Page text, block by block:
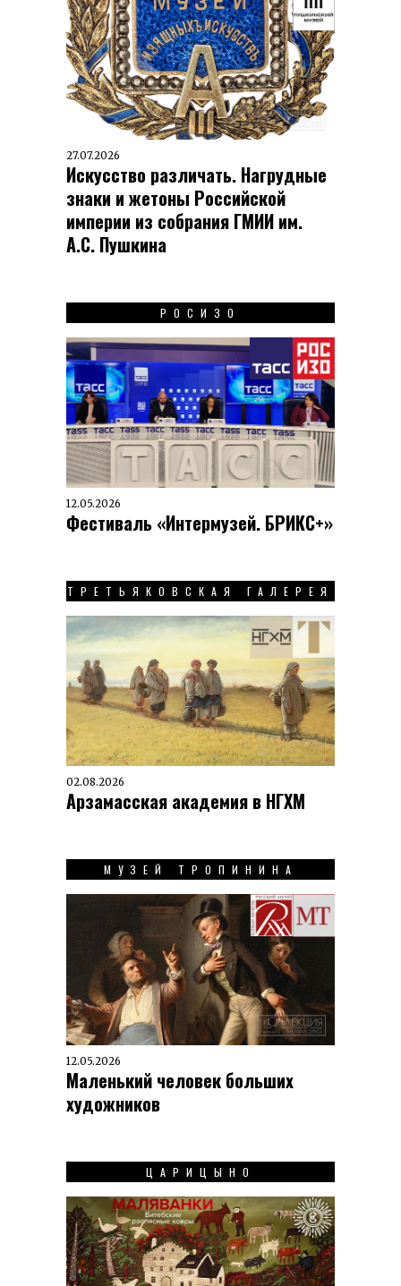
27.07.2026
Искусство различать. Нагрудные
знаки и жетоны Российской
империи из собрания ГМИИ им.
А.С. Пушкина
РОСИЗО
12.05.2026
Фестиваль «Интермузей. БРИКС+»
ТРЕТЬЯКОВСКАЯ ГАЛЕРЕЯ
02.08.2026
Арзамасская академия в НГХМ
МУЗЕЙ ТРОПИНИНА
12.05.2026
Маленький человек больших
художников
ЦАРИЦЫНО